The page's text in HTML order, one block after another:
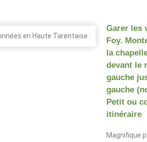
Garer les
Foy.
la
devant le
gauche
gauche
Petit ou
itinéraire
Magnifique